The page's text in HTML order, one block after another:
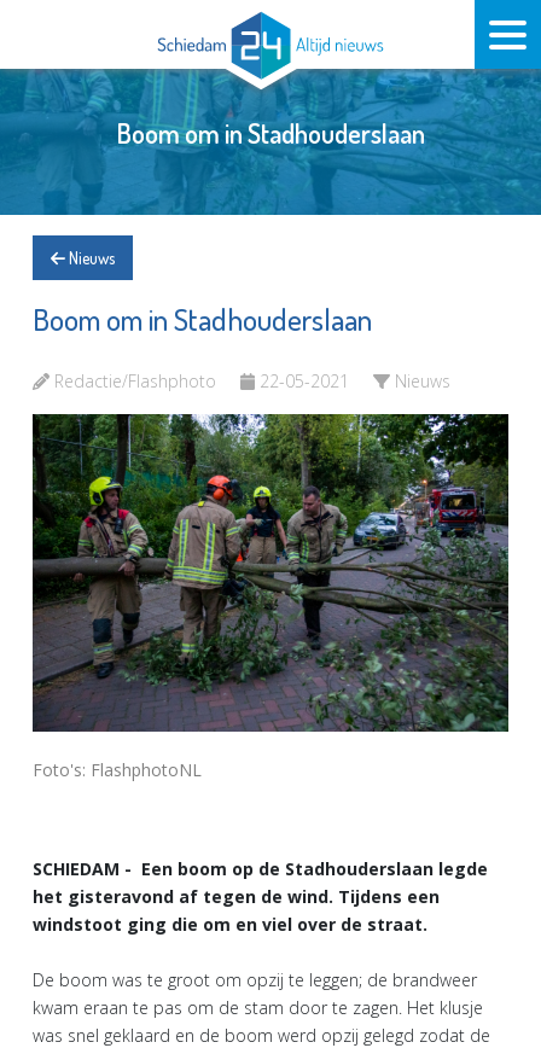
Boom om in Stadhouderslaan
Nieuws
Boom om in Stadhouderslaan
Redactie/Flashphoto 22-05-2021 Nieuws
Foto's: FlashphotoNL
SCHIEDAM - Een boom op de Stadhouderslaan legde
het gisteravond af tegen de wind. Tijdens een
windstoot ging die om en viel over de straat.
De boom was te groot om opzij te leggen; de brandweer
kwam eraan te pas om de stam door te zagen. Het klusje
was snel geklaard en de boom werd opzij gelegd zodat de